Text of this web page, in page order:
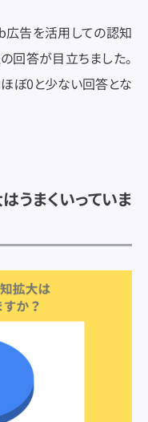
広告を活用しての認知
回答が目立ちました。
ぼ0と少ない回答とな
うまくいっていま